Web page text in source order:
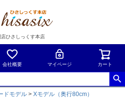
店ひさしっくす本店
会社概要 マイページ カート
ドモデル
Xモデル（奥行80cm）